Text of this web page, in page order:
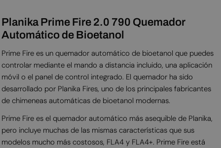
Planika Prime Fire 2.0 790 Quemador
Automático de Bioetanol
Prime Fire es un quemador automático de bioetanol que puedes
controlar mediante el mando a distancia incluido, una aplicación
móvil o el panel de control integrado. El quemador ha sido
desarrollado por Planika Fires, uno de los principales fabricantes
de chimeneas automáticas de bioetanol modernas.
Prime Fire es el quemador automático más asequible de Planika,
pero incluye muchas de las mismas características que sus
modelos mucho más costosos, FLA4 y FLA4+. Prime Fire está